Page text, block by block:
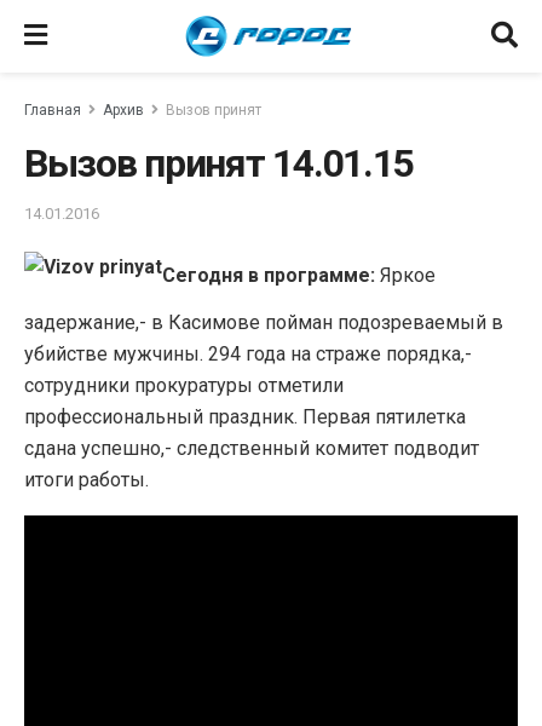
Главная Архив Вызов принят
Вызов принят 14.01.15
14.01.2016
Сегодня в программе: Яркое
задержание,- в Касимове пойман подозреваемый в
убийстве мужчины. 294 года на страже порядка,-
сотрудники прокуратуры отметили
профессиональный праздник. Первая пятилетка
сдана успешно,- следственный комитет подводит
итоги работы.